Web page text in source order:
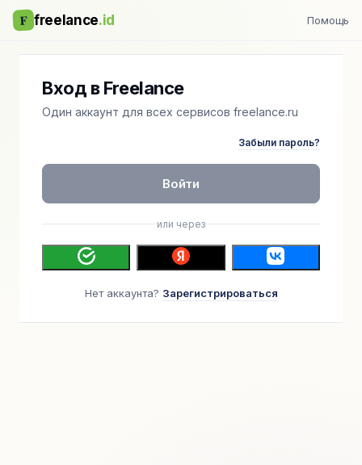
F freelance.id Помощь
Вход в Freelance
Один аккаунт для всех сервисов freelance.ru
Забыли пароль?
Войти
или через
Нет аккаунта? Зарегистрироваться